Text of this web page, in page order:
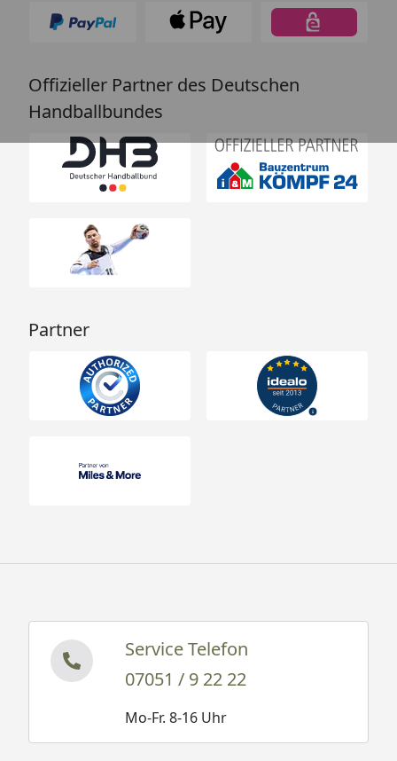
Offizieller Partner des Deutschen
Handballbundes
Partner
Service Telefon
07051 / 9 22 22
Mo-Fr. 8-16 Uhr